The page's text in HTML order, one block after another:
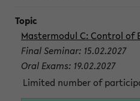
Mastermodul C: Control of
Final Seminar: 15.02.2027
Oral Exams: 19.02.2027
Limited number of